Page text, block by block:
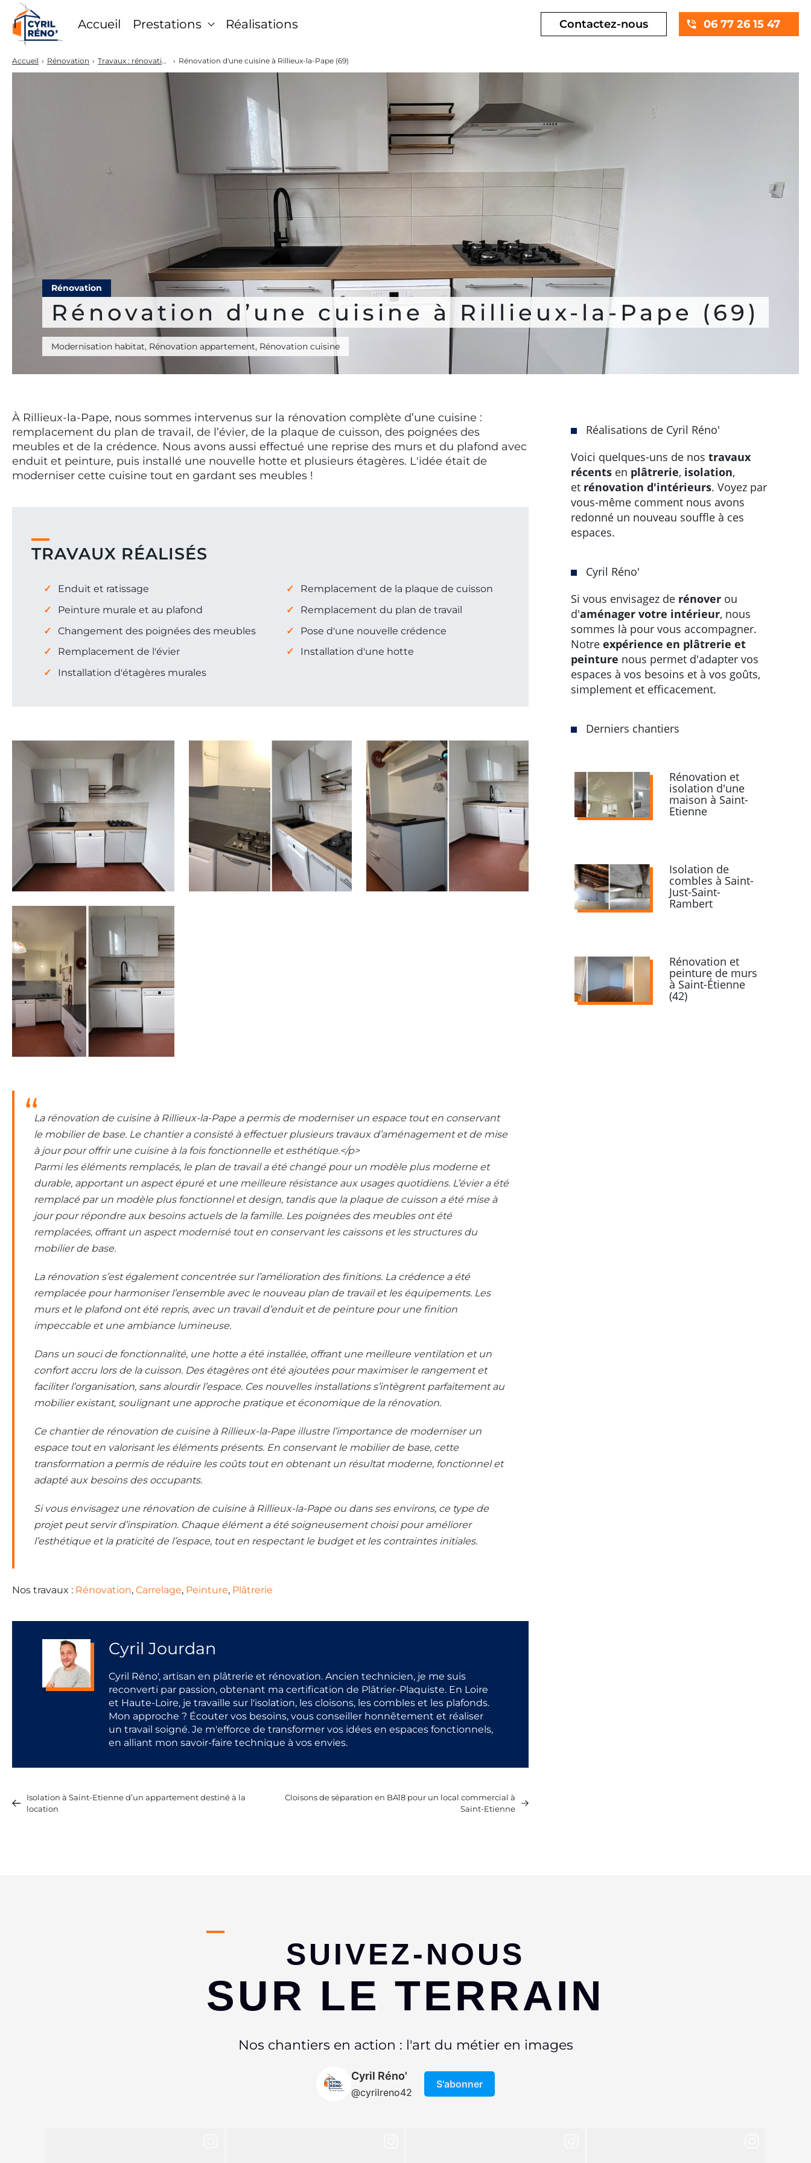
Rénovation
Rénovation d’une cuisine à Rillieux-la-Pape (69)
Modernisation habitat, Rénovation appartement, Rénovation cuisine
Accueil › Rénovation › Travaux : rénovation › Rénovation d'une cuisine à Rillieux-la-Pape (69)
À Rillieux-la-Pape, nous sommes intervenus sur la rénovation complète d’une cuisine :
remplacement du plan de travail, de l’évier, de la plaque de cuisson, des poignées des
meubles et de la crédence. Nous avons aussi effectué une reprise des murs et du plafond avec
enduit et peinture, puis installé une nouvelle hotte et plusieurs étagères. L'idée était de
moderniser cette cuisine tout en gardant ses meubles !
TRAVAUX RÉALISÉS
Enduit et ratissage
Peinture murale et au plafond
Changement des poignées des meubles
Remplacement de l'évier
Remplacement de la plaque de cuisson
Remplacement du plan de travail
Pose d'une nouvelle crédence
Installation d'une hotte
Installation d'étagères murales
La rénovation de cuisine à Rillieux-la-Pape a permis de moderniser un espace tout en conservant
le mobilier de base. Le chantier a consisté à effectuer plusieurs travaux d’aménagement et de mise
à jour pour offrir une cuisine à la fois fonctionnelle et esthétique.</p>
Parmi les éléments remplacés, le plan de travail a été changé pour un modèle plus moderne et
durable, apportant un aspect épuré et une meilleure résistance aux usages quotidiens. L’évier a été
remplacé par un modèle plus fonctionnel et design, tandis que la plaque de cuisson a été mise à
jour pour répondre aux besoins actuels de la famille. Les poignées des meubles ont été
remplacées, offrant un aspect modernisé tout en conservant les caissons et les structures du
mobilier de base.
La rénovation s’est également concentrée sur l’amélioration des finitions. La crédence a été
remplacée pour harmoniser l’ensemble avec le nouveau plan de travail et les équipements. Les
murs et le plafond ont été repris, avec un travail d’enduit et de peinture pour une finition
impeccable et une ambiance lumineuse.
Dans un souci de fonctionnalité, une hotte a été installée, offrant une meilleure ventilation et un
confort accru lors de la cuisson. Des étagères ont été ajoutées pour maximiser le rangement et
faciliter l’organisation, sans alourdir l’espace. Ces nouvelles installations s’intègrent parfaitement au
mobilier existant, soulignant une approche pratique et économique de la rénovation.
Ce chantier de rénovation de cuisine à Rillieux-la-Pape illustre l’importance de moderniser un
espace tout en valorisant les éléments présents. En conservant le mobilier de base, cette
transformation a permis de réduire les coûts tout en obtenant un résultat moderne, fonctionnel et
adapté aux besoins des occupants.
Si vous envisagez une rénovation de cuisine à Rillieux-la-Pape ou dans ses environs, ce type de
projet peut servir d’inspiration. Chaque élément a été soigneusement choisi pour améliorer
l’esthétique et la praticité de l’espace, tout en respectant le budget et les contraintes initiales.
Nos travaux : Rénovation Carrelage Peinture Plâtrerie
Cyril Jourdan
Cyril Réno', artisan en plâtrerie et rénovation. Ancien technicien, je me suis
reconverti par passion, obtenant ma certification de Plâtrier-Plaquiste. En Loire
et Haute-Loire, je travaille sur l'isolation, les cloisons, les combles et les plafonds.
Mon approche ? Écouter vos besoins, vous conseiller honnêtement et réaliser
un travail soigné. Je m'efforce de transformer vos idées en espaces fonctionnels,
en alliant mon savoir-faire technique à vos envies.
Isolation à Saint-Etienne d’un appartement destiné à la
location
Cloisons de séparation en BA18 pour un local commercial à
Saint-Etienne
Réalisations de Cyril Réno'
Voici quelques-uns de nos travaux
récents en plâtrerie, isolation,
et rénovation d'intérieurs. Voyez par
vous-même comment nous avons
redonné un nouveau souffle à ces
espaces.
Cyril Réno'
Si vous envisagez de rénover ou
d'aménager votre intérieur, nous
sommes là pour vous accompagner.
Notre expérience en plâtrerie et
peinture nous permet d'adapter vos
espaces à vos besoins et à vos goûts,
simplement et efficacement.
Derniers chantiers
Rénovation et
isolation d'une
maison à Saint-
Etienne
Isolation de
combles à Saint-
Just-Saint-
Rambert
Rénovation et
peinture de murs
à Saint-Étienne
(42)
Accueil Prestations Réalisations Contactez-nous 06 77 26 15 47
SUIVEZ-NOUS
SUR LE TERRAIN
Nos chantiers en action : l'art du métier en images
Cyril Réno'
@cyrilreno42
S'abonner